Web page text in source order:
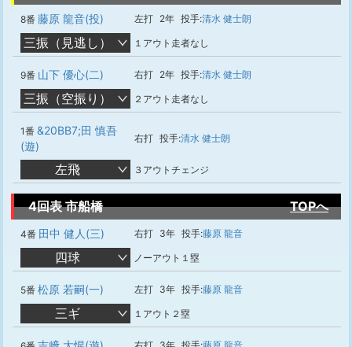
8番 藤原 龍音(投) 左打 2年 投手:清水 健士朗
三振（見逃し） １アウト走者なし
9番 山下 優心(二) 右打 2年 投手:清水 健士朗
三振（空振り） ２アウト走者なし
1番 &20BB7;田 慎吾
(遊)
右打 投手:清水 健士朗
左飛 ３アウトチェンジ
4回表 市船橋 TOPへ
4番 田中 健人(三) 右打 3年 投手:藤原 龍音
四球 ノーアウト１塁
5番 松原 若嗣(一) 左打 3年 投手:藤原 龍音
三ギ １アウト２塁